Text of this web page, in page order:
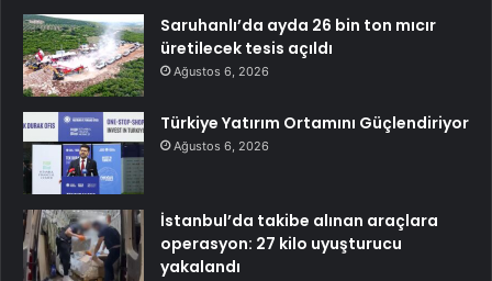
Saruhanlı’da ayda 26 bin ton mıcır
üretilecek tesis açıldı
Ağustos 6, 2026
Türkiye Yatırım Ortamını Güçlendiriyor
Ağustos 6, 2026
İstanbul’da takibe alınan araçlara
operasyon: 27 kilo uyuşturucu
yakalandı